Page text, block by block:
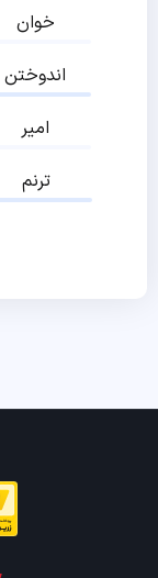
خوان
اندوختن
امیر
ترنم